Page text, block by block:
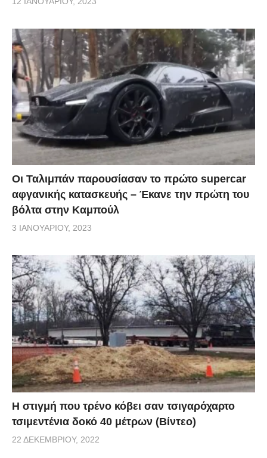
Οι Ταλιμπάν παρουσίασαν το πρώτο supercar
αφγανικής κατασκευής – Έκανε την πρώτη του
βόλτα στην Καμπούλ
3 ΙΑΝΟΥΑΡΊΟΥ, 2023
H στιγμή που τρένο κόβει σαν τσιγαρόχαρτο
τσιμεντένια δοκό 40 μέτρων (Βίντεο)
22 ΔΕΚΕΜΒΡΊΟΥ, 2022